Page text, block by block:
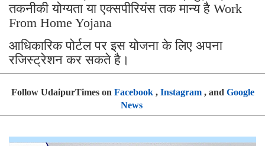
तकनीकी योग्यता या एक्सपीरियंस तक मान्य है Work
From Home Yojana
आधिकारिक पोर्टल पर इस योजना के लिए अपना
रजिस्ट्रेशन कर सकते है।
Follow UdaipurTimes on Facebook, Instagram, and Google
News